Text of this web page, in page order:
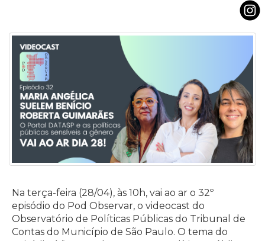
Na terça-feira (28/04), às 10h, vai ao ar o 32º
episódio do Pod Observar, o videocast do
Observatório de Políticas Públicas do Tribunal de
Contas do Município de São Paulo. O tema do